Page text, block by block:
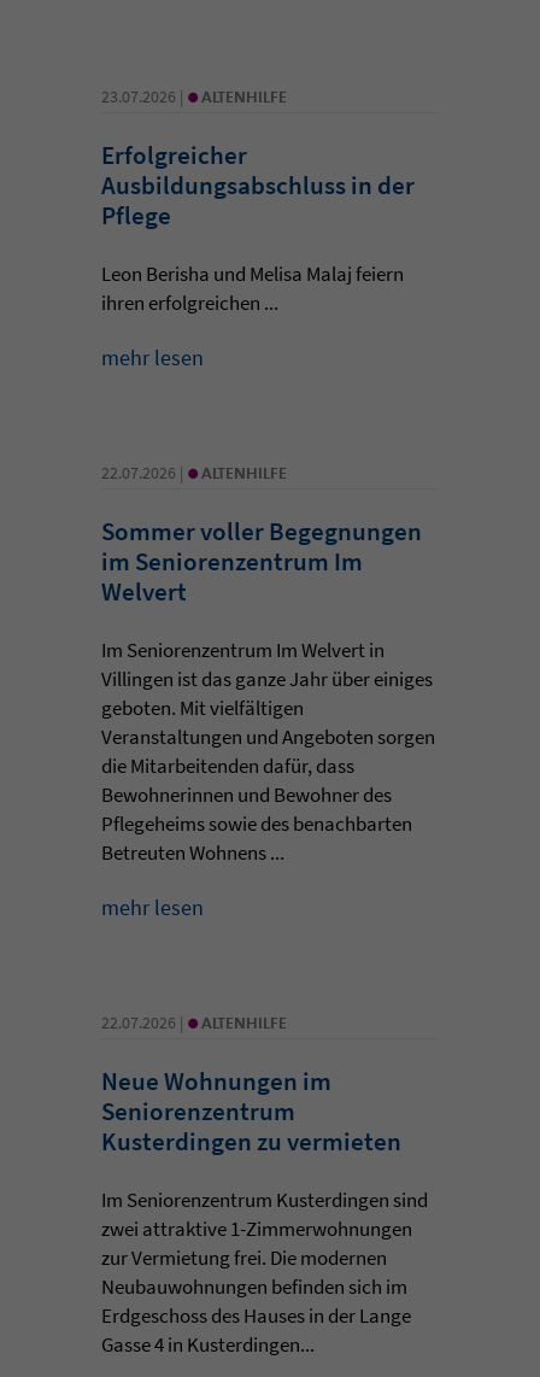
23.07.2026 | • ALTENHILFE
Erfolgreicher
Ausbildungsabschluss in der
Pflege
Leon Berisha und Melisa Malaj feiern
ihren erfolgreichen ...
mehr lesen
22.07.2026 | • ALTENHILFE
Sommer voller Begegnungen
im Seniorenzentrum Im
Welvert
Im Seniorenzentrum Im Welvert in
Villingen ist das ganze Jahr über einiges
geboten. Mit vielfältigen
Veranstaltungen und Angeboten sorgen
die Mitarbeitenden dafür, dass
Bewohnerinnen und Bewohner des
Pflegeheims sowie des benachbarten
Betreuten Wohnens ...
mehr lesen
22.07.2026 | • ALTENHILFE
Neue Wohnungen im
Seniorenzentrum
Kusterdingen zu vermieten
Im Seniorenzentrum Kusterdingen sind
zwei attraktive 1-Zimmerwohnungen
zur Vermietung frei. Die modernen
Neubauwohnungen befinden sich im
Erdgeschoss des Hauses in der Lange
Gasse 4 in Kusterdingen...